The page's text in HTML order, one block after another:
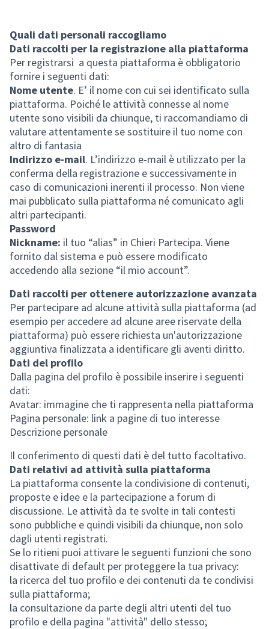
Quali dati personali raccogliamo
Dati raccolti per la registrazione alla piattaforma
Per registrarsi a questa piattaforma è obbligatorio
fornire i seguenti dati:
Nome utente. E’ il nome con cui sei identificato sulla
piattaforma. Poiché le attività connesse al nome
utente sono visibili da chiunque, ti raccomandiamo di
valutare attentamente se sostituire il tuo nome con
altro di fantasia
Indirizzo e-mail. L’indirizzo e-mail è utilizzato per la
conferma della registrazione e successivamente in
caso di comunicazioni inerenti il processo. Non viene
mai pubblicato sulla piattaforma né comunicato agli
altri partecipanti.
Password
Nickname: il tuo “alias” in Chieri Partecipa. Viene
fornito dal sistema e può essere modificato
accedendo alla sezione “il mio account”.
Dati raccolti per ottenere autorizzazione avanzata
Per partecipare ad alcune attività sulla piattaforma (ad
esempio per accedere ad alcune aree riservate della
piattaforma) può essere richiesta un'autorizzazione
aggiuntiva finalizzata a identificare gli aventi diritto.
Dati del profilo
Dalla pagina del profilo è possibile inserire i seguenti
dati:
Avatar: immagine che ti rappresenta nella piattaforma
Pagina personale: link a pagine di tuo interesse
Descrizione personale
Il conferimento di questi dati è del tutto facoltativo.
Dati relativi ad attività sulla piattaforma
La piattaforma consente la condivisione di contenuti,
proposte e idee e la partecipazione a forum di
discussione. Le attività da te svolte in tali contesti
sono pubbliche e quindi visibili da chiunque, non solo
dagli utenti registrati.
Se lo ritieni puoi attivare le seguenti funzioni che sono
disattivate di default per proteggere la tua privacy:
la ricerca del tuo profilo e dei contenuti da te condivisi
sulla piattaforma;
la consultazione da parte degli altri utenti del tuo
profilo e della pagina "attività" dello stesso;